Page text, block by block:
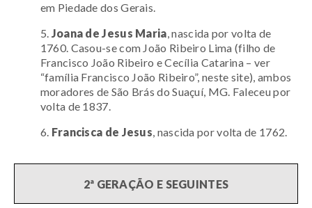
em Piedade dos Gerais.
5. Joana de Jesus Maria, nascida por volta de
1760. Casou-se com João Ribeiro Lima (filho de
Francisco João Ribeiro e Cecília Catarina – ver
“família Francisco João Ribeiro”, neste site), ambos
moradores de São Brás do Suaçuí, MG. Faleceu por
volta de 1837.
6. Francisca de Jesus, nascida por volta de 1762.
2ª GERAÇÃO E SEGUINTES